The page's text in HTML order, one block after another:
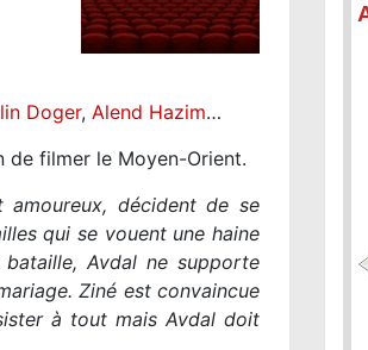
Doger, Alend Hazim…
de filmer le Moyen-Orient.
amoureux, décident de se
qui se vouent une haine
Avdal ne supporte
Ziné est convaincue
à tout mais Avdal doit